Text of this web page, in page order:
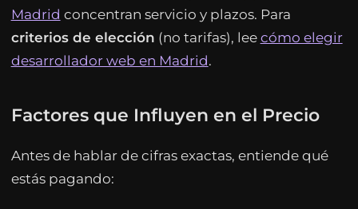
Madrid concentran servicio y plazos. Para
criterios de elección (no tarifas), lee cómo elegir
desarrollador web en Madrid.
Factores que Influyen en el Precio
Antes de hablar de cifras exactas, entiende qué
estás pagando: